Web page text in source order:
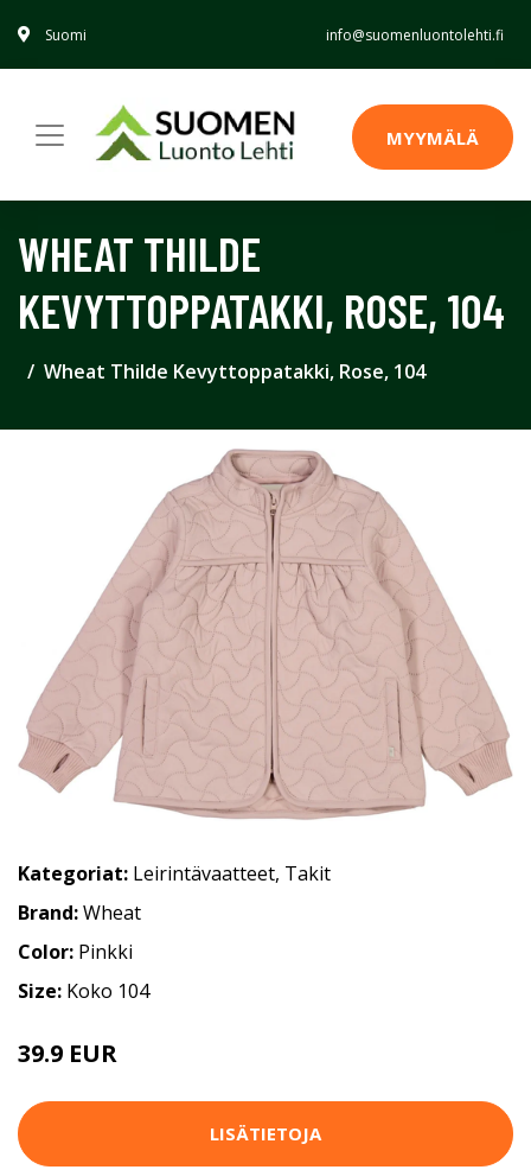
Suomi info@suomenluontolehti.fi
MYYMÄLÄ
WHEAT THILDE
KEVYTTOPPATAKKI, ROSE, 104
Wheat Thilde Kevyttoppatakki, Rose, 104
Kategoriat: Leirintävaatteet, Takit
Brand:Wheat
Color: Pinkki
Size: Koko 104
39.9 EUR
LISÄTIETOJA